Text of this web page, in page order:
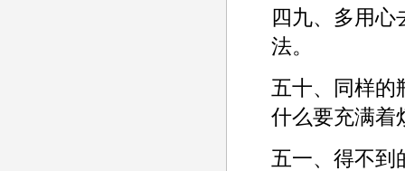
四九、多用心
法。­
五十、同样的
什么要充满着
五一、得不到